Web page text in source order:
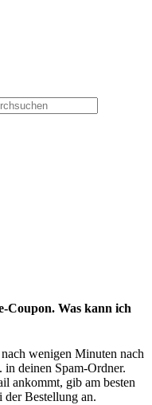
Coupon. Was kann ich
wenigen Minuten nach
deinen Spam-Ordner.
ankommt, gib am besten
Bestellung an.